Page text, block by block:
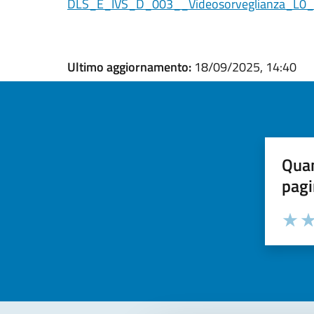
Ultimo aggiornamento: 18/09/2025, 14:40
Valuta